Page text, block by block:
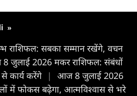
»
राशिफल: सबका सम्मान रखेंगे, वचन
जुलाई 2026 मकर राशिफल: संबंधों
कार्य करेंगे |
आज 8 जुलाई 2026
में फोकस बढ़ेगा, आत्मविश्वास से भरे